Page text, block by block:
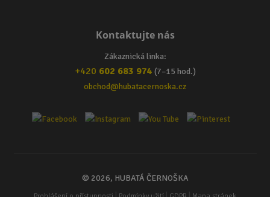
Kontaktujte nás
Zákaznická linka:
+420 602 683 974 (7–15 hod.)
obchod@hubatacernoska.cz
© 2026, HUBATÁ ČERNOŠKA